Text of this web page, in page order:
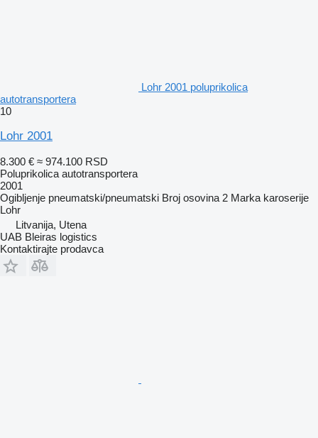
Lohr 2001 poluprikolica
autotransportera
10
Lohr 2001
8.300 € ≈ 974.100 RSD
Poluprikolica autotransportera
2001
Ogibljenje pneumatski/pneumatski Broj osovina 2 Marka karoserije
Lohr
Litvanija, Utena
UAB Bleiras logistics
Kontaktirajte prodavca